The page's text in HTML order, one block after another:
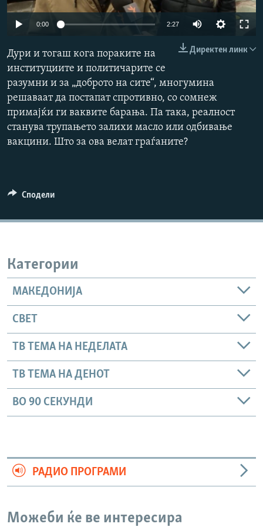
РСЕ веб страници
360p
0:00 2:27
480p
1080p
Директен линк
Дури и тогаш кога пораките на
институциите и политичарите се
разумни и за „доброто на сите“, многумина
решаваат да постапат спротивно, со сомнеж
примајќи ги ваквите барања. Па така, реалност
станува трупањето залихи масло или одбивање
вакцини. Што за ова велат граѓаните?
Сподели
Категории
МАКЕДОНИЈА
СВЕТ
ТВ ТЕМА НА НЕДЕЛАТА
ТВ ТЕМА НА ДЕНОТ
ВО 90 СЕКУНДИ
РАДИО ПРОГРАМИ
Можеби ќе ве интересира